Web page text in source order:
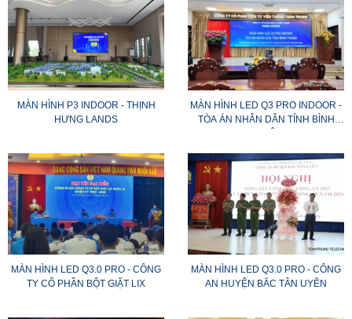
MÀN HÌNH P3 INDOOR - THỊNH
HƯNG LANDS
MÀN HÌNH LED Q3 PRO INDOOR -
TÒA ÁN NHÂN DÂN TỈNH BÌNH
MÀN HÌNH LED Q3.0 PRO - CÔNG
TY CỔ PHẦN BỘT GIẶT LIX
MÀN HÌNH LED Q3.0 PRO - CÔNG
AN HUYỆN BẮC TÂN UYÊN